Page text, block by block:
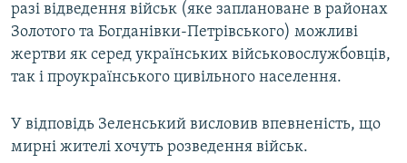
разі відведення військ (яке заплановане в районах
Золотого та Богданівки-Петрівського) можливі
жертви як серед українських військовослужбовців,
так і проукраїнського цивільного населення.
У відповідь Зеленський висловив впевненість, що
мирні жителі хочуть розведення військ.